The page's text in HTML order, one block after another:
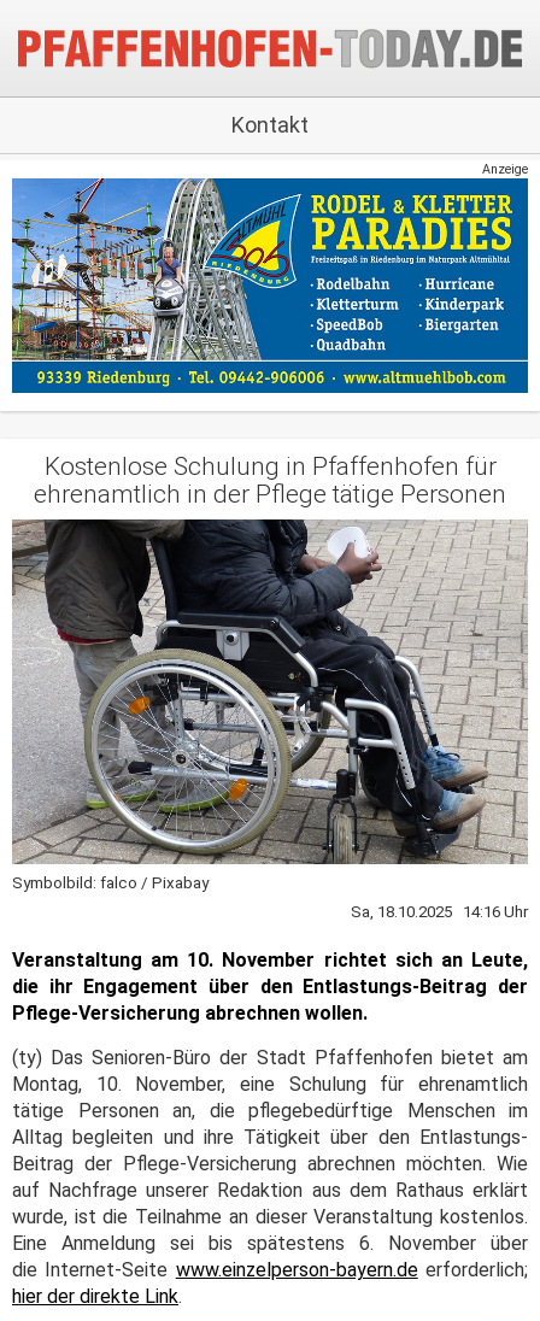
Kontakt
Anzeige
Kostenlose Schulung in Pfaffenhofen für
ehrenamtlich in der Pflege tätige Personen
Symbolbild: falco / Pixabay
Sa, 18.10.2025 14:16 Uhr
Veranstaltung am 10. November richtet sich an Leute,
die ihr Engagement über den Entlastungs-Beitrag der
Pflege-Versicherung abrechnen wollen.
(ty) Das Senioren-Büro der Stadt Pfaffenhofen bietet am
Montag, 10. November, eine Schulung für ehrenamtlich
tätige Personen an, die pflegebedürftige Menschen im
Alltag begleiten und ihre Tätigkeit über den Entlastungs-
Beitrag der Pflege-Versicherung abrechnen möchten. Wie
auf Nachfrage unserer Redaktion aus dem Rathaus erklärt
wurde, ist die Teilnahme an dieser Veranstaltung kostenlos.
Eine Anmeldung sei bis spätestens 6. November über
die Internet-Seite www.einzelperson-bayern.deerforderlich;
hier der direkte Link.